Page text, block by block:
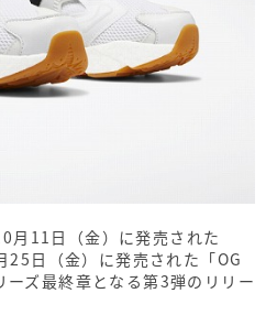
月11日（金）に発売された
25日（金）に発売された「OG
ーズ最終章となる第3弾のリリー